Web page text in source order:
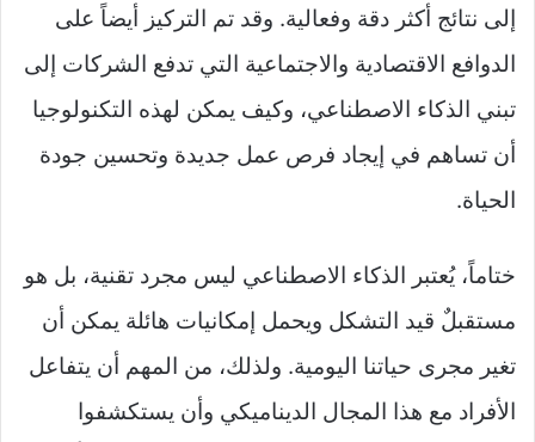
إلى نتائج أكثر دقة وفعالية. وقد تم التركيز أيضاً على
الدوافع الاقتصادية والاجتماعية التي تدفع الشركات إلى
تبني الذكاء الاصطناعي، وكيف يمكن لهذه التكنولوجيا
أن تساهم في إيجاد فرص عمل جديدة وتحسين جودة
الحياة.
ختاماً، يُعتبر الذكاء الاصطناعي ليس مجرد تقنية، بل هو
مستقبلٌ قيد التشكل ويحمل إمكانيات هائلة يمكن أن
تغير مجرى حياتنا اليومية. ولذلك، من المهم أن يتفاعل
الأفراد مع هذا المجال الديناميكي وأن يستكشفوا